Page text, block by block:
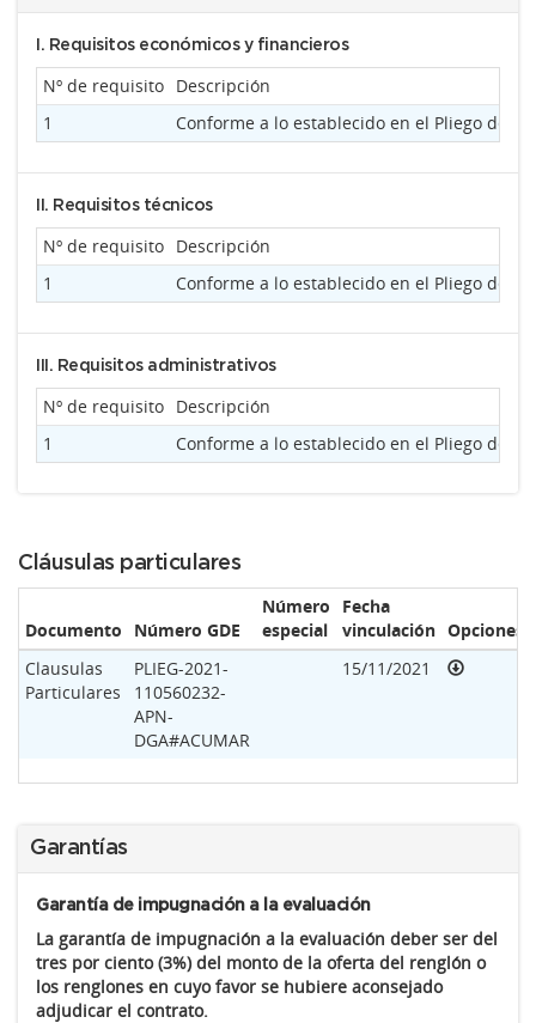
I. Requisitos económicos y financieros
Nº de requisito Descripción
1
Conforme a lo establecido en el Pliego de
II. Requisitos técnicos
Nº de requisito Descripción
1
Conforme a lo establecido en el Pliego de
III. Requisitos administrativos
Nº de requisito Descripción
1
Conforme a lo establecido en el Pliego de
Cláusulas particulares
Documento Número GDE
Número
especial
Fecha
vinculación Opciones
Clausulas
Particulares
PLIEG-2021-
110560232-
APN-
DGA#ACUMAR
15/11/2021
Garantías
Garantía de impugnación a la evaluación
La garantía de impugnación a la evaluación deber ser del
tres por ciento (3%) del monto de la oferta del renglón o
los renglones en cuyo favor se hubiere aconsejado
adjudicar el contrato.